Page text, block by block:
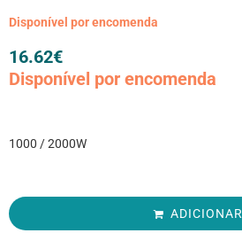
Disponível por encomenda
16.62€
Disponível por encomenda
1000 / 2000W
ADICIONAR